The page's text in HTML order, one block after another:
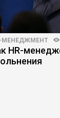
МЕНЕДЖМЕНТ
HR-